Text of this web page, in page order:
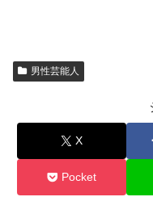
男性芸能人
X
Pocket